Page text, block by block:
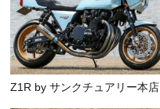
Z1R by サンクチュアリー本店